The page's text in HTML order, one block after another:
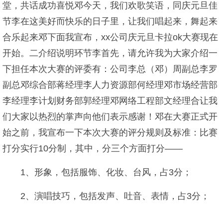
堂，共话成功喜悦邓今天，我们欢歌笑语，同庆元旦佳
节李在这美好而快乐的日子里，让我们唱起来，舞起来
合乐起来邓下面我宣布，xx公司庆元旦卡拉ok大赛现在
开始。二介绍说明环节李首先，请允许我为大家介绍一
下担任本次大赛的评委有：公司李总（邓）周副总李罗
副总邓综合部蒋经理李人力资源部何经理邓市场经营部
李经理李计划财务部郭经理邓网络工程部文经理合让我
们大家以热烈的掌声向他们表示感谢！邓在大赛正式开
始之前，我宣布一下本次大赛的评分规则及标准：比赛
打分实行10分制，其中，分三个方面打分——
1、形象，包括服饰、化妆、台风，占3分；
2、演唱技巧，包括发声、吐音、表情，占3分；